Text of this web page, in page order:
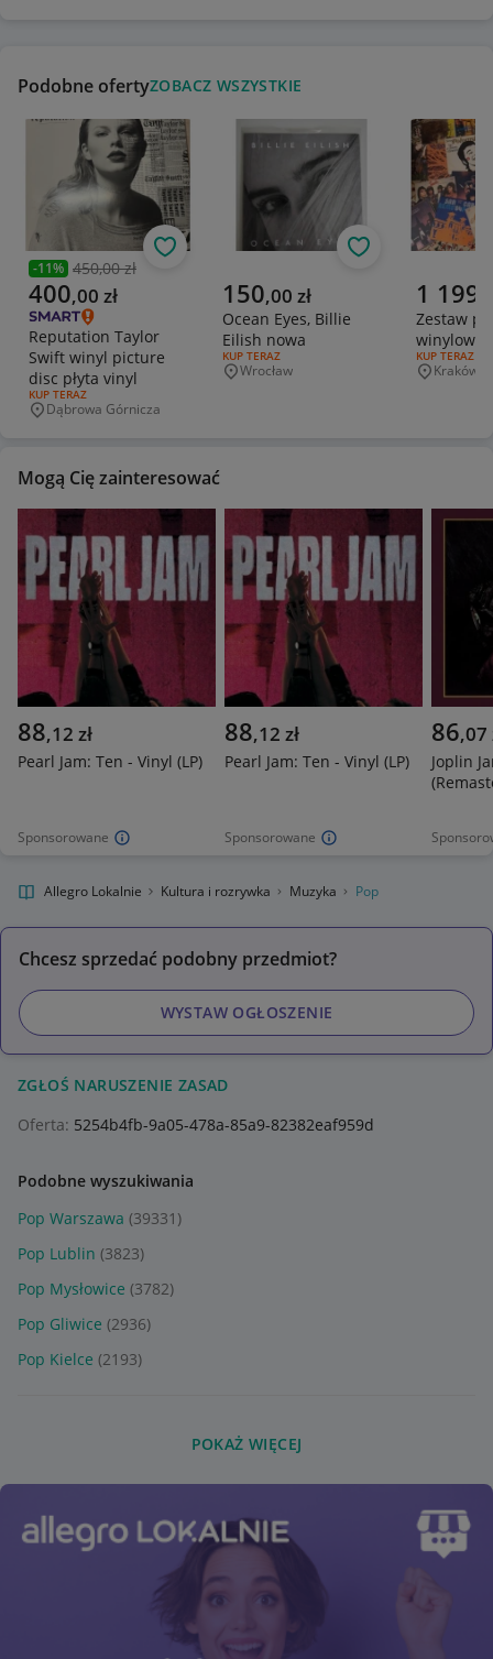
Podobne ofertyZOBACZ WSZYSTKIE
Poprzednia cena
-11% 450,00 zł
Aktualna cena
400,00 zł
Reputation Taylor
Swift winyl picture
disc płyta vinyl
RODZAJ OFERTY:
KUP TERAZ
Miejscowość
Dąbrowa Górnicza
Obserwuj
Aktualna cena
150,00 zł
Ocean Eyes, Billie
Eilish nowa
RODZAJ OFERTY:
KUP TERAZ
Miejscowość
Wrocław
Obserwuj
Aktualna
1 199
Zestaw
RODZAJ
KUP TERAZ
Kraków
Mogą Cię zainteresować
Sponsorowane
88,12 zł
Pearl Jam: Ten - Vinyl (LP)
Sponsorowane
88,12 zł
Pearl Jam: Ten - Vinyl (LP)
86,07
Joplin
Allegro Lokalnie Kultura i rozrywka Muzyka Pop
Chcesz sprzedać podobny przedmiot?
WYSTAW OGŁOSZENIE
ZGŁOŚ NARUSZENIE ZASAD
Oferta: 5254b4fb-9a05-478a-85a9-82382eaf959d
Podobne wyszukiwania
Pop Warszawa (39331)
Pop Lublin (3823)
Pop Mysłowice (3782)
Pop Gliwice (2936)
Pop Kielce (2193)
POKAŻ WIĘCEJ